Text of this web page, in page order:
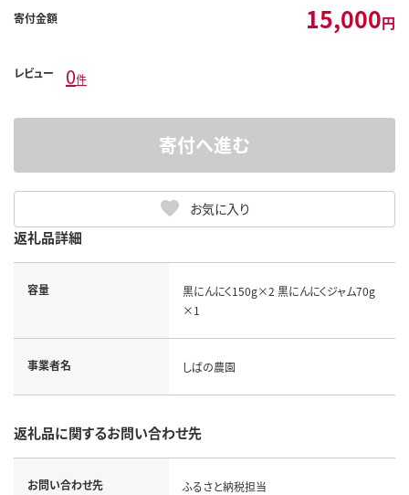
寄付金額 15,000円
レビュー 0件
お気に入り
寄付へ進む
返礼品詳細
容量
黒にんにく150g×2 黒にんにくジャム70g
×1
事業者名 しばの農園
返礼品に関するお問い合わせ先
お問い合わせ先 ふるさと納税担当